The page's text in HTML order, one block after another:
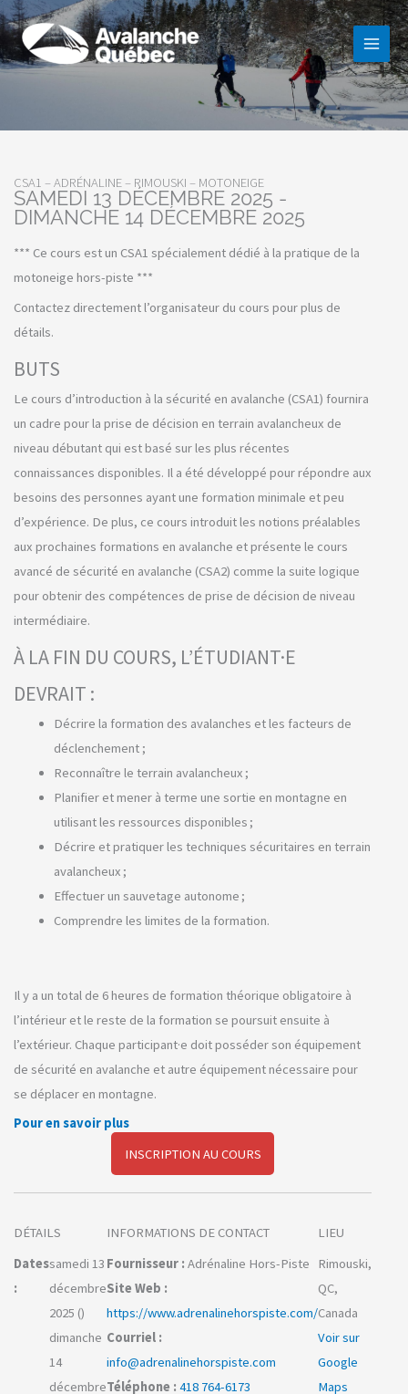
Aller
au
contenu
CSA1 – ADRÉNALINE – RIMOUSKI – MOTONEIGE
SAMEDI 13 DÉCEMBRE 2025 -
DIMANCHE 14 DÉCEMBRE 2025
*** Ce cours est un CSA1 spécialement dédié à la pratique de la
motoneige hors-piste ***
Contactez directement l’organisateur du cours pour plus de
détails.
BUTS
Le cours d’introduction à la sécurité en avalanche (CSA1) fournira
un cadre pour la prise de décision en terrain avalancheux de
niveau débutant qui est basé sur les plus récentes
connaissances disponibles. Il a été développé pour répondre aux
besoins des personnes ayant une formation minimale et peu
d’expérience. De plus, ce cours introduit les notions préalables
aux prochaines formations en avalanche et présente le cours
avancé de sécurité en avalanche (CSA2) comme la suite logique
pour obtenir des compétences de prise de décision de niveau
intermédiaire.
À LA FIN DU COURS, L’ÉTUDIANT·E
DEVRAIT :
Décrire la formation des avalanches et les facteurs de
déclenchement ;
Reconnaître le terrain avalancheux ;
Planifier et mener à terme une sortie en montagne en
utilisant les ressources disponibles ;
Décrire et pratiquer les techniques sécuritaires en terrain
avalancheux ;
Effectuer un sauvetage autonome ;
Comprendre les limites de la formation.
Il y a un total de 6 heures de formation théorique obligatoire à
l’intérieur et le reste de la formation se poursuit ensuite à
l’extérieur. Chaque participant·e doit posséder son équipement
de sécurité en avalanche et autre équipement nécessaire pour
se déplacer en montagne.
Pour en savoir plus
INSCRIPTION AU COURS
DÉTAILS
Dates
:
samedi 13
décembre
2025 ()
dimanche
14
décembre
INFORMATIONS DE CONTACT
Fournisseur : Adrénaline Hors-Piste
Site Web :
https://www.adrenalinehorspiste.com/
Courriel :
info@adrenalinehorspiste.com
Téléphone : 418 764-6173
LIEU
Rimouski,
QC,
Canada
Voir sur
Google
Maps